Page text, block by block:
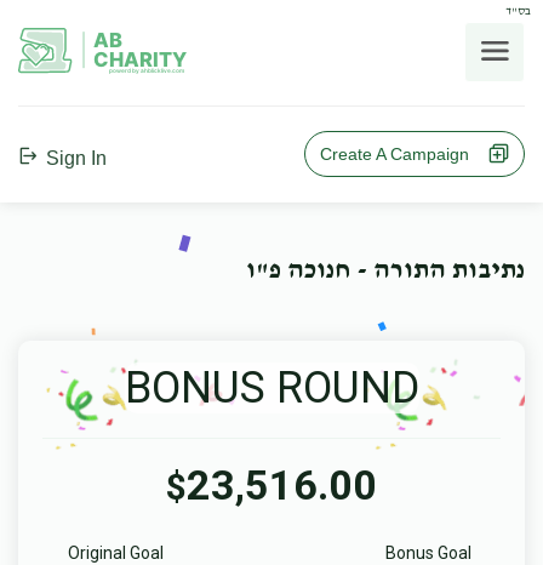
בס"ד
AB
CHARITY
powerd by ahblicklive.com
Sign In Create A Campaign
נתיבות התורה - חנוכה פ"ו
BONUS ROUND
$23,516.00
Bonus Goal
Original Goal